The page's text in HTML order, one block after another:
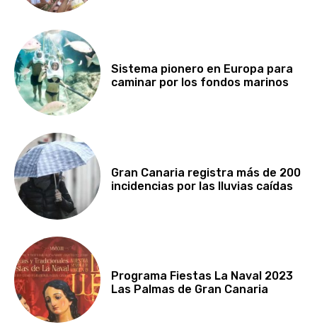
Sistema pionero en Europa para
caminar por los fondos marinos
Gran Canaria registra más de 200
incidencias por las lluvias caídas
Programa Fiestas La Naval 2023
Las Palmas de Gran Canaria